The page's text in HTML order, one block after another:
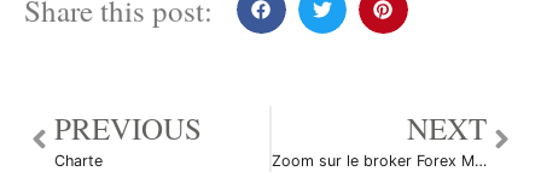
Share this post:
PREVIOUS
Charte
NEXT
Zoom sur le broker Forex Mig